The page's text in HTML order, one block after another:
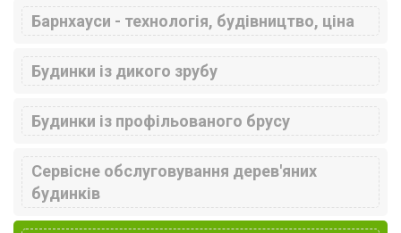
Барнхауси - технологія, будівництво, ціна
Будинки із дикого зрубу
Будинки із профільованого брусу
Сервісне обслуговування дерев'яних
будинків